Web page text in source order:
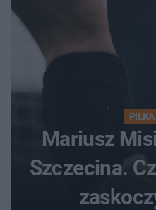
Mariusz
Szczecina.